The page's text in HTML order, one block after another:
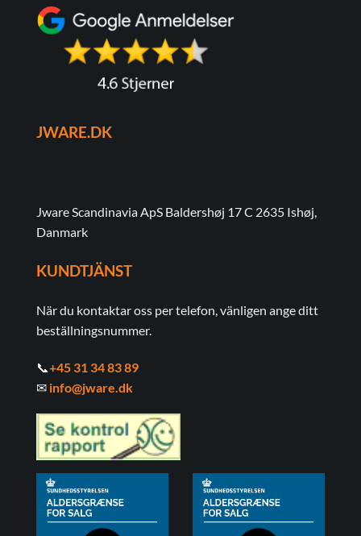
JWARE.DK
Jware Scandinavia ApS Baldershøj 17 C 2635 Ishøj,
Danmark
KUNDTJÄNST
När du kontaktar oss per telefon, vänligen ange ditt
beställningsnummer.
📞+45 31 34 83 89
✉ info@jware.dk